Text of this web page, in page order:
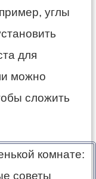
углы
для
можно
сложить